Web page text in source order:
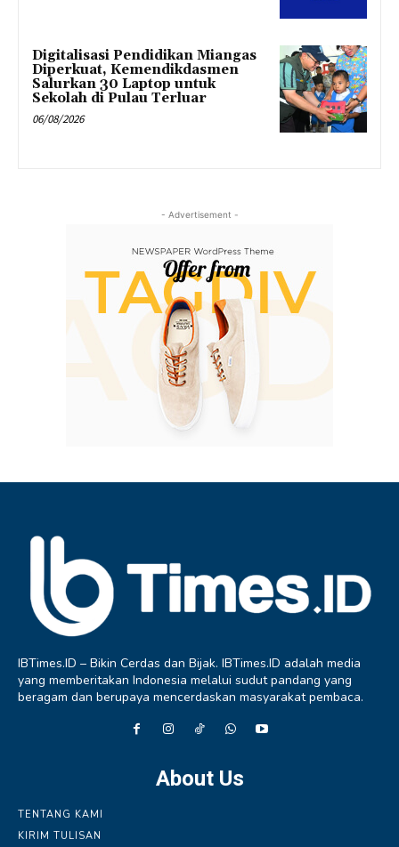
Digitalisasi Pendidikan Miangas
Diperkuat, Kemendikdasmen
Salurkan 30 Laptop untuk
Sekolah di Pulau Terluar
06/08/2026
- Advertisement -
IBTimes.ID – Bikin Cerdas dan Bijak. IBTimes.ID adalah media
yang memberitakan Indonesia melalui sudut pandang yang
beragam dan berupaya mencerdaskan masyarakat pembaca.
About Us
TENTANG KAMI
KIRIM TULISAN